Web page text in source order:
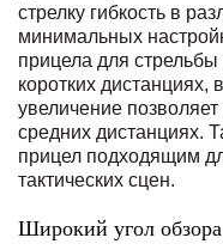
стрелку гибкость в
минимальных
прицела для
коротких дистанциях,
увеличение
средних дистанциях.
прицел подходящим
тактических сцен.
Широкий угол